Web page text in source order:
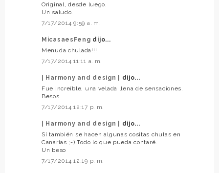
Original, desde luego.
Un saludo.
7/17/2014 9:59 a. m.
MicasaesFeng dijo...
Menuda chulada!!!
7/17/2014 11:11 a. m.
| Harmony and design |
dijo...
Fue increíble, una velada llena de sensaciones.
Besos
7/17/2014 12:17 p. m.
| Harmony and design |
dijo...
Sí también se hacen algunas cositas chulas en
Canarias ;-) Todo lo que pueda contaré.
Un beso
7/17/2014 12:19 p. m.